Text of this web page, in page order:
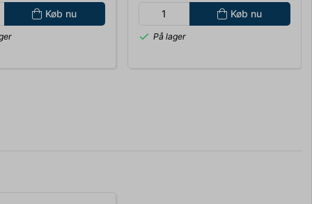
Køb nu Køb nu
På lager